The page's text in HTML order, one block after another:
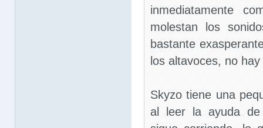
inmediatamente
molestan los
bastante
los altavoces, no
Skyzo tiene una
al leer la ayuda